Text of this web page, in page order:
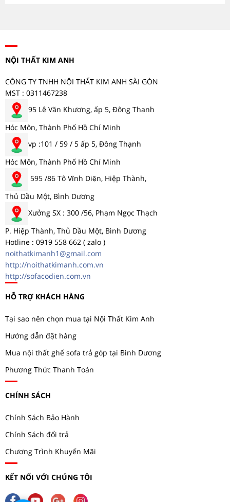
NỘI THẤT KIM ANH
CÔNG TY TNHH NỘI THẤT KIM ANH SÀI GÒN
MST : 0311467238
95 Lê Văn Khương, ấp 5, Đông Thạnh
Hóc Môn, Thành Phố Hồ Chí Minh
vp :101 / 59 / 5 ấp 5, Đông Thạnh
Hóc Môn, Thành Phố Hồ Chí Minh
595 /86 Tô Vĩnh Diện, Hiệp Thành,
Thủ Dầu Một, Bình Dương
Xưởng SX : 300 /56, Phạm Ngọc Thạch
P. Hiệp Thành, Thủ Dầu Một, Bình Dương
Hotline : 0919 558 662 ( zalo )
noithatkimanh1@gmail.com
http://noithatkimanh.com.vn
http://sofacodien.com.vn
HỖ TRỢ KHÁCH HÀNG
Tại sao nên chọn mua tại Nội Thất Kim Anh
Hướng dẫn đặt hàng
Mua nội thất ghế sofa trả góp tại Bình Dương
Phương Thức Thanh Toán
CHÍNH SÁCH
Chính Sách Bảo Hành
Chính Sách đổi trả
Chương Trình Khuyến Mãi
KẾT NỐI VỚI CHÚNG TÔI